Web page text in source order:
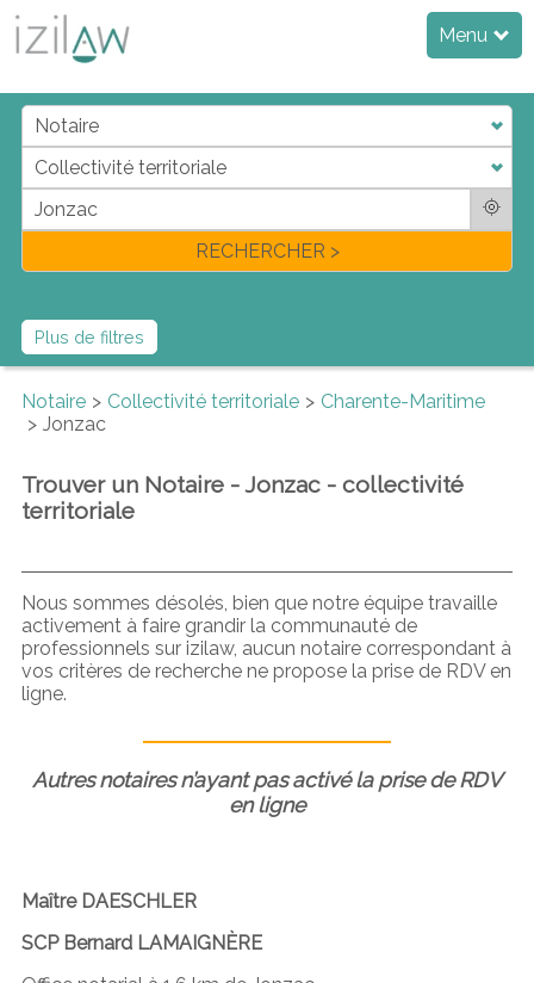
Menu
jdadi
fl
RECHERCHER >
Plus de filtres
Notaire Collectivité territoriale
Charente-Maritime
Jonzac
Trouver un Notaire - Jonzac - collectivité
territoriale
Nous sommes désolés, bien que notre équipe travaille
activement à faire grandir la communauté de
professionnels sur izilaw, aucun notaire correspondant à
vos critères de recherche ne propose la prise de RDV en
ligne.
Autres notaires n’ayant pas activé la prise de RDV
en ligne
Maître DAESCHLER
SCP Bernard LAMAIGNÈRE